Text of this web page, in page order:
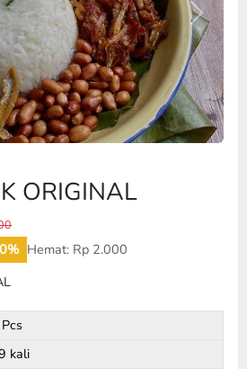
Next
ORIGINAL
Hemat: Rp 2.000
kali